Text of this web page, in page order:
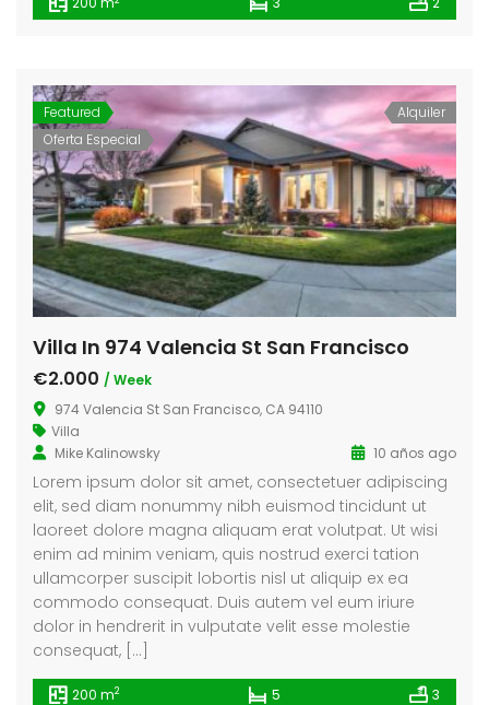
Featured
Oferta Especial
Alquiler
Villa In 974 Valencia St San Francisco
€2.000 / Week
974 Valencia St San Francisco, CA 94110
Villa
Mike Kalinowsky
10 años ago
Lorem ipsum dolor sit amet, consectetuer adipiscing
elit, sed diam nonummy nibh euismod tincidunt ut
laoreet dolore magna aliquam erat volutpat. Ut wisi
enim ad minim veniam, quis nostrud exerci tation
ullamcorper suscipit lobortis nisl ut aliquip ex ea
commodo consequat. Duis autem vel eum iriure
dolor in hendrerit in vulputate velit esse molestie
consequat, […]
200 m2 5 3